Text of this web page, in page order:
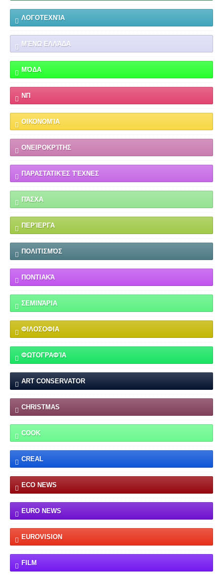
ΛΟΓΟΤΕΧΝΊΑ
ΜΈΝΩ ΕΛΛΆΔΑ
ΜΌΔΑ
ΝΠ
ΟΙΚΟΝΟΜΊΑ
ΟΝΕΙΡΟΚΡΊΤΗΣ
ΠΑΡΑΣΤΑΤΙΚΈΣ ΤΈΧΝΕΣ
ΠΆΣΧΑ
ΠΕΡΊΕΡΓΑ
ΠΟΛΙΤΙΣΜΌΣ
ΠΟΝΤΙΑΚΆ
ΣΕΜΙΝΆΡΙΑ
ΦΙΛΟΣΟΦΙΑ
ΦΩΤΟΓΡΑΦΊΑ
ART CONSERVATOR
CHRISTMAS
COOK
CREAL
ECO NEWS
EURO NEWS
EUROVISION
FILM